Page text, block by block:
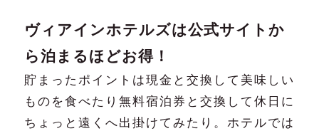
ヴィアインホテルズは公式サイトか
ら泊まるほどお得！
貯まったポイントは現金と交換して美味しい
ものを食べたり無料宿泊券と交換して休日に
ちょっと遠くへ出掛けてみたり。ホテルでは
公式アプリ
団体でのご利用・ご予約
ブランドムービー
コンテンツギャラリー